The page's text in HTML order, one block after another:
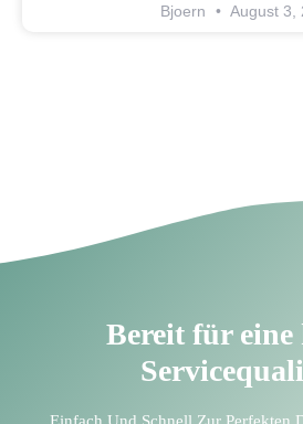
Bjoern August 3,
Bereit für eine